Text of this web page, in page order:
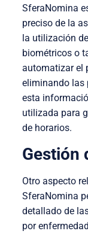
SferaNomina
preciso de la
la utilización
biométricos o
automatizar el
eliminando las
esta
utilizada para
de horarios.
Gestión
Otro aspecto
SferaNomina
detallado de
por